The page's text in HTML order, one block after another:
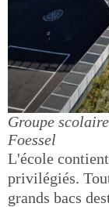
Groupe
Foessel
L'école
privilégiés.
grands bacs